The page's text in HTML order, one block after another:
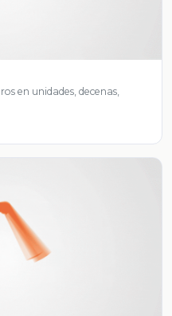
en unidades, decenas,